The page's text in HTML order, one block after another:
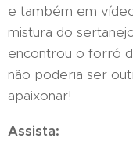
e também em
mistura do
encontrou o forró
não poderia ser
apaixonar!
Assista: